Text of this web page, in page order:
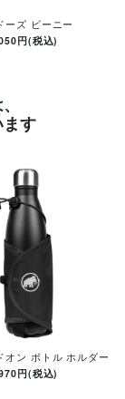
ーズ ビーニー
円(税込)
す
オン ボトル ホルダー
円(税込)